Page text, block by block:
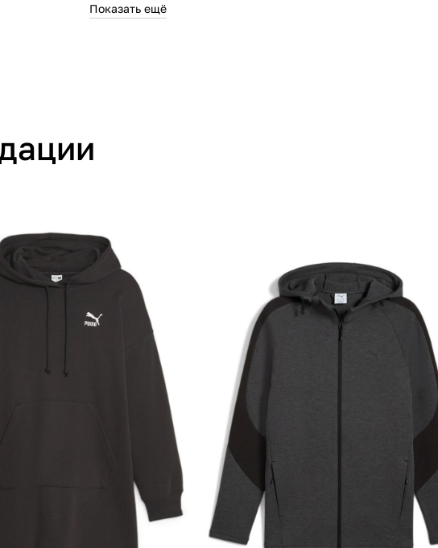
Страна производства
Показать ещё